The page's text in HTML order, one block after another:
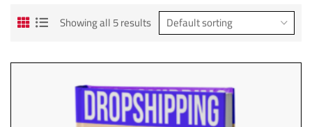
Showing all 5 results